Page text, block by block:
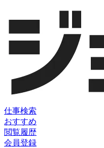
仕事検索
おすすめ
閲覧履歴
会員登録